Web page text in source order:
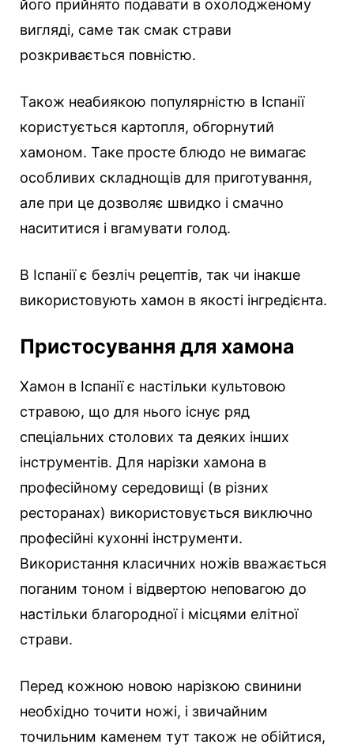
його прийнято подавати в охолодженому
вигляді, саме так смак страви
розкривається повністю.
Також неабиякою популярністю в Іспанії
користується картопля, обгорнутий
хамоном. Таке просте блюдо не вимагає
особливих складнощів для приготування,
але при це дозволяє швидко і смачно
насититися і вгамувати голод.
В Іспанії є безліч рецептів, так чи інакше
використовують хамон в якості інгредієнта.
Пристосування для хамона
Хамон в Іспанії є настільки культовою
стравою, що для нього існує ряд
спеціальних столових та деяких інших
інструментів. Для нарізки хамона в
професійному середовищі (в різних
ресторанах) використовується виключно
професійні кухонні інструменти.
Використання класичних ножів вважається
поганим тоном і відвертою неповагою до
настільки благородної і місцями елітної
страви.
Перед кожною новою нарізкою свинини
необхідно точити ножі, і звичайним
точильним каменем тут також не обійтися,